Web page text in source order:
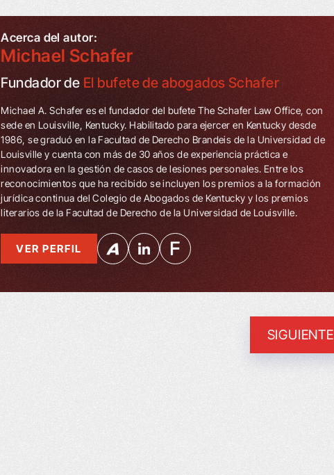
Acerca del autor:
Michael Schafer
Fundador de El bufete de abogados Schafer
Michael A. Schafer es el fundador del bufete The Schafer Law Office, con
sede en Louisville, Kentucky. Habilitado para ejercer en Kentucky desde
1986, se graduó en la Facultad de Derecho Brandeis de la Universidad de
Louisville y cuenta con más de 30 años de experiencia práctica e
innovadora en la gestión de casos de lesiones personales. Entre los
reconocimientos que ha recibido se incluyen los premios a la formación
jurídica continua del Colegio de Abogados de Kentucky y los premios
literarios de la Facultad de Derecho de la Universidad de Louisville.
VER PERFIL
SIGUIENTE